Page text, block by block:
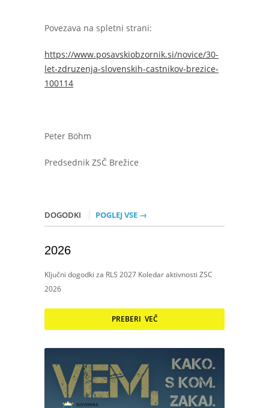
Povezava na spletni strani:
https://www.posavskiobzornik.si/novice/30-
let-zdruzenja-slovenskih-castnikov-brezice-
100114
Peter Böhm
Predsednik ZSČ Brežice
DOGODKI POGLEJ VSE →
2026
Ključni dogodki za RLS 2027 Koledar aktivnosti ZSC
2026
PREBERI VEČ